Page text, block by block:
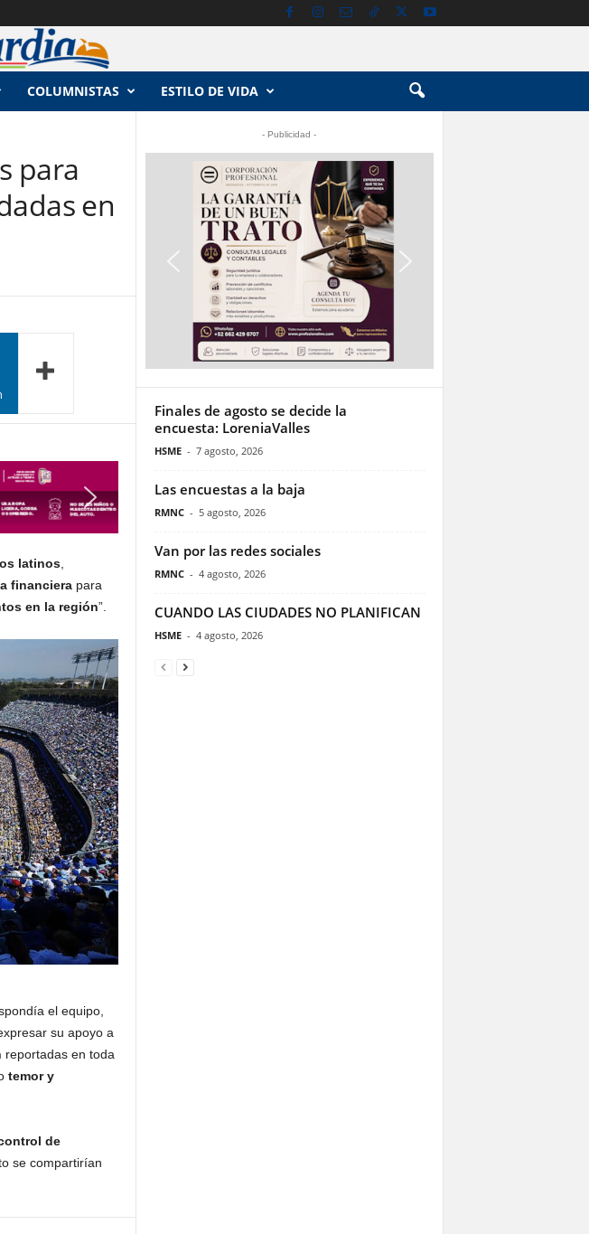
COLUMNISTAS ESTILO DE VIDA
para
en
latinos,
financierapara
en la región”.
el equipo,
su apoyo a
reportadas en toda
temor y
de
se compartirían
- Publicidad -
Finales de agosto se decide la
encuesta: LoreniaValles
HSME - 7 agosto, 2026
Las encuestas a la baja
RMNC - 5 agosto, 2026
Van por las redes sociales
RMNC - 4 agosto, 2026
CUANDO LAS CIUDADES NO PLANIFICAN
HSME - 4 agosto, 2026